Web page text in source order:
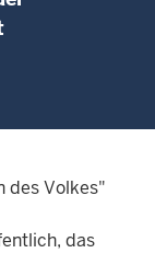
des Volkes"
das